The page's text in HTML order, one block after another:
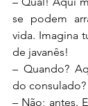
se podem
vida. Imagina
de javanês!
– Quando?
do consulado?
– Não; antes.